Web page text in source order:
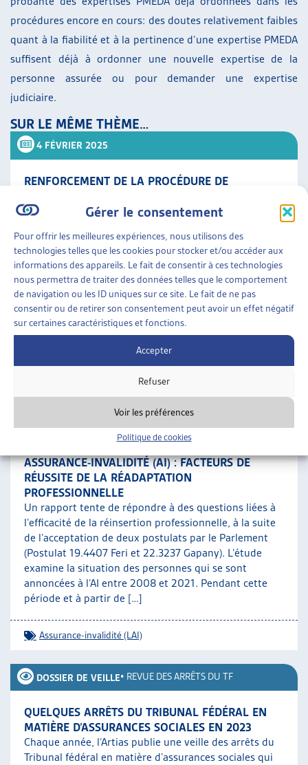
Gérer le consentement
Pour offrir les meilleures expériences, nous utilisons des
technologies telles que les cookies pour stocker et/ou accéder aux
informations des appareils. Le fait de consentir à ces technologies
nous permettra de traiter des données telles que le comportement
de navigation ou les ID uniques sur ce site. Le fait de ne pas
consentir ou de retirer son consentement peut avoir un effet négatif
sur certaines caractéristiques et fonctions.
Accepter
Refuser
Voir les préférences
Politique de cookies
procédures encore en cours: des doutes relativement faibles
quant à la fiabilité et à la pertinence d’une expertise PMEDA
suffisent déjà à ordonner une nouvelle expertise de la
personne assurée ou pour demander une expertise
judiciaire.
SUR LE MÊME THÈME…
4 FÉVRIER 2025
RENFORCEMENT DE LA PROCÉDURE DE
MONODISCIPLINAIRES DE L’AI – OUVERTURE
Le 30 janvier 2025, la procédure de consultation
relative à l’avant-projet de modification de la loi sur
l’assurance-invalidité, en réponse à l’initiative
parlementaire 21.498 « Mettre en œuvre le rapport
d’évaluation relatif aux expertises médicales dans l’Al
», s’est ouverte. À l’instar de l’initiative parlementaire
mentionnée précédemment, la Commission de la
sécurité sociale et de la […]
Assurance-invalidité (LAI),Santé
20 JANVIER 2025
ASSURANCE-INVALIDITÉ (AI) : FACTEURS DE
RÉUSSITE DE LA RÉADAPTATION
PROFESSIONNELLE
Un rapport tente de répondre à des questions liées à
l’efficacité de la réinsertion professionnelle, à la suite
de l’acceptation de deux postulats par le Parlement
(Postulat 19.4407 Feri et 22.3237 Gapany). L’étude
examine la situation des personnes qui se sont
annoncées à l’AI entre 2008 et 2021. Pendant cette
période et à partir de […]
Assurance-invalidité (LAI)
DOSSIER DE VEILLE• REVUE DES ARRÊTS DU TF
QUELQUES ARRÊTS DU TRIBUNAL FÉDÉRAL EN
MATIÈRE D’ASSURANCES SOCIALES EN 2023
Chaque année, l’Artias publie une veille des arrêts du
Tribunal fédéral en matière d’assurances sociales qui